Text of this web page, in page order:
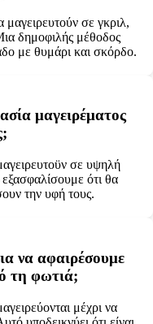
σε γκριλ,
δημοφιλής μέθοδος
με θυμάρι και σκόρδο.
μαγειρέματος
σε υψηλή
ότι θα
την υφή τους.
να αφαιρέσουμε
τη φωτιά;
μέχρι να